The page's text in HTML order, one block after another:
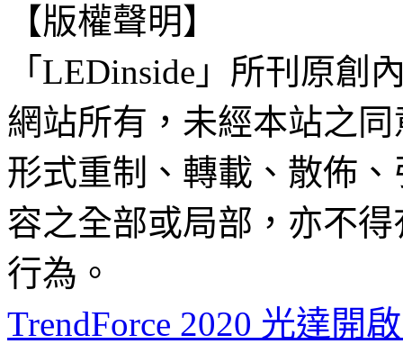
【版權聲明】
「LEDinside」所刊原創
網站所有，未經本站之
形式重制、轉載、散佈
容之全部或局部，亦不
行為。
TrendForce 2020 光達開